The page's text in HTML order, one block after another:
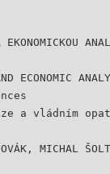
AND
a vládním
MICHAL